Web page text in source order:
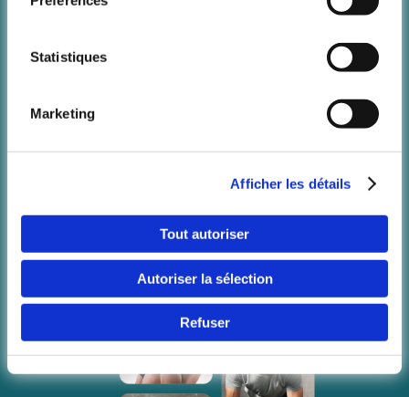
Statistiques
Marketing
Afficher les détails
Tout autoriser
Autoriser la sélection
Refuser
Pilates
Natation
Et bien d'autres !
Tester le réseau
Langue